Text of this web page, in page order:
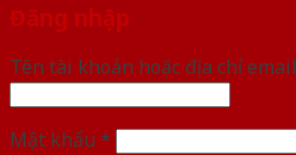
Đăng nhập
Tên tài khoản hoặc địa chỉ email
Mật khẩu *